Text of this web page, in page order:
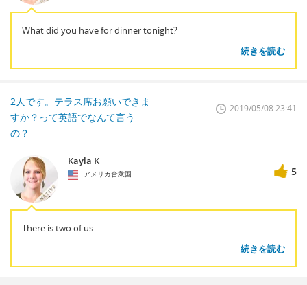
What did you have for dinner tonight?
続きを読む
2人です。テラス席お願いできま
すか？って英語でなんて言う
の？
2019/05/08 23:41
Kayla K
アメリカ合衆国 5
There is two of us.
続きを読む